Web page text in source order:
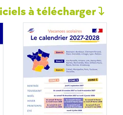
à télécharger